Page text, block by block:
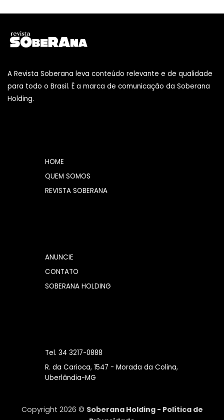
A Revista Soberana leva conteúdo relevante e de qualidade
para todo o Brasil. É a marca de comunicação da Soberana
Holding.
HOME
QUEM SOMOS
REVISTA SOBERANA
ANUNCIE
CONTATO
SOBERANA HOLDING
Tel. 34 3217-0888
R. da Carioca, 1547 - Morada da Colina,
Uberlândia-MG
Copyright 2026 © Soberana Holding - Política de